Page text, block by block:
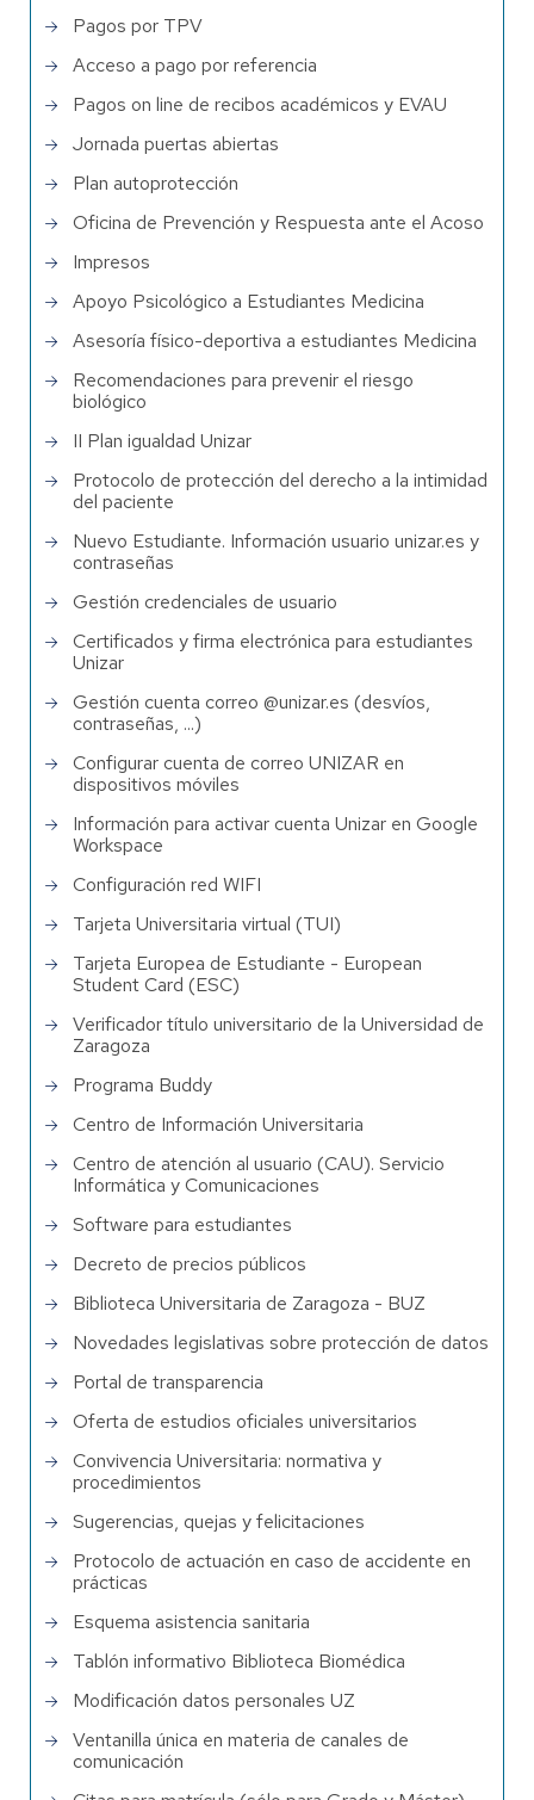
Pagos por TPV
Acceso a pago por referencia
Pagos on line de recibos académicos y EVAU
Jornada puertas abiertas
Plan autoprotección
Oficina de Prevención y Respuesta ante el Acoso
Impresos
Apoyo Psicológico a Estudiantes Medicina
Asesoría físico-deportiva a estudiantes Medicina
Recomendaciones para prevenir el riesgo
biológico
II Plan igualdad Unizar
Protocolo de protección del derecho a la intimidad
del paciente
Nuevo Estudiante. Información usuario unizar.es y
contraseñas
Gestión credenciales de usuario
Certificados y firma electrónica para estudiantes
Unizar
Gestión cuenta correo @unizar.es (desvíos,
contraseñas, ...)
Configurar cuenta de correo UNIZAR en
dispositivos móviles
Información para activar cuenta Unizar en Google
Workspace
Configuración red WIFI
Tarjeta Universitaria virtual (TUI)
Tarjeta Europea de Estudiante - European
Student Card (ESC)
Verificador título universitario de la Universidad de
Zaragoza
Programa Buddy
Centro de Información Universitaria
Centro de atención al usuario (CAU). Servicio
Informática y Comunicaciones
Software para estudiantes
Decreto de precios públicos
Biblioteca Universitaria de Zaragoza - BUZ
Novedades legislativas sobre protección de datos
Portal de transparencia
Oferta de estudios oficiales universitarios
Convivencia Universitaria: normativa y
procedimientos
Sugerencias, quejas y felicitaciones
Protocolo de actuación en caso de accidente en
prácticas
Esquema asistencia sanitaria
Tablón informativo Biblioteca Biomédica
Modificación datos personales UZ
Ventanilla única en materia de canales de
comunicación